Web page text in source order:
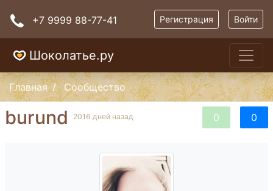
+7 9999 88-77-41 Регистрация Войти
Шоколатье.ру
Главная Сообщество
0 0
burund 2016 дней назад